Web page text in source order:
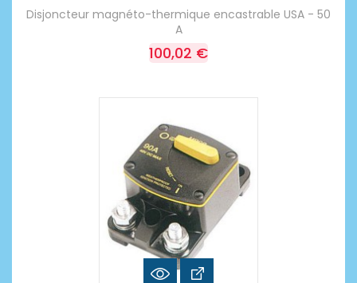
Disjoncteur magnéto-thermique encastrable USA - 50
A
100,02 €